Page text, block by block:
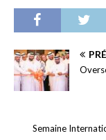
Semaine